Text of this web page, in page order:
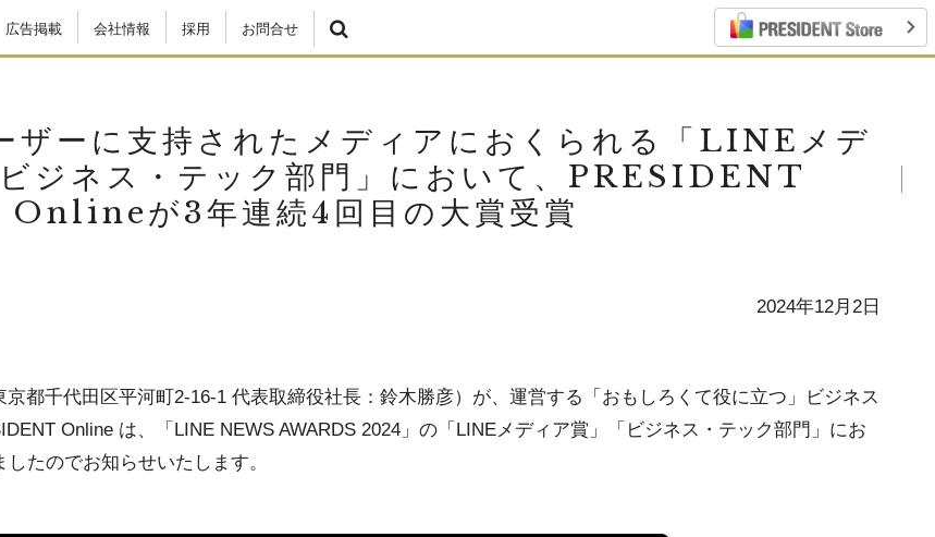
広告掲載 会社情報 採用 お問合せ
ーに支持されたメディアにおくられる「LINEメデ
ジネス・テック部門」において、PRESIDENT
Onlineが3年連続4回目の大賞受賞
2024年12月2日
都千代田区平河町2-16-1 代表取締役社長：鈴木勝彦）が、運営する「おもしろくて役に立つ」ビジネス
Online は、「LINE NEWS AWARDS 2024」の「LINEメディア賞」「ビジネス・テック部門」にお
たのでお知らせいたします。